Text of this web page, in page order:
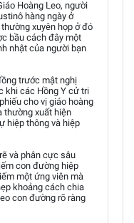
Hoàng Leo, người
hàng ngày ở
xuyên họp ở đó
bầu cách đây một
nhật của người bạn
trước mật nghị
khi các Hồng Y cử tri
cho vị giáo hoàng
thường xuất hiện
hiệp thông và hiệp
và phân cực sâu
con đường hiệp
một ứng viên mà
khoảng cách chia
con đường rõ ràng